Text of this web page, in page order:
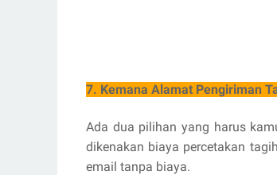
7. Kemana Alamat Pengiriman
Ada dua pilihan yang harus
dikenakan biaya percetakan
email tanpa biaya.